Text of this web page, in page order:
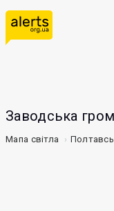
Заводська
Мапа світла